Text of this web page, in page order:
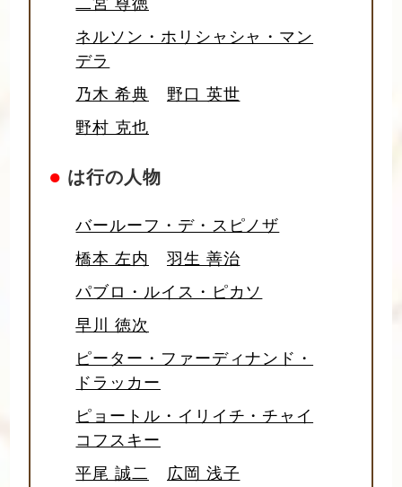
ネルソン・ホリシャシャ・マン
デラ
乃木 希典
野口 英世
野村 克也
● は行の人物
バールーフ・デ・スピノザ
橋本 左内
羽生 善治
パブロ・ルイス・ピカソ
早川 徳次
ピーター・ファーディナンド・
ドラッカー
ピョートル・イリイチ・チャイ
コフスキー
平尾 誠二
広岡 浅子